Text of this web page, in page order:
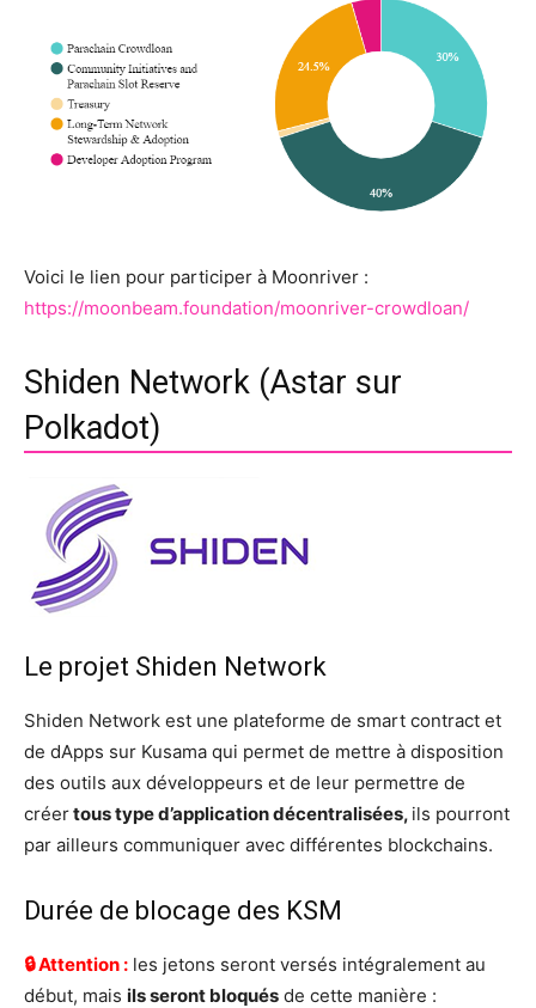
Voici le lien pour participer à Moonriver :
https://moonbeam.foundation/moonriver-crowdloan/
Shiden Network (Astar sur
Polkadot)
Le projet Shiden Network
Shiden Network est une plateforme de smart contract et
de dApps sur Kusama qui permet de mettre à disposition
des outils aux développeurs et de leur permettre de
créertous type d’application décentralisées, ils pourront
par ailleurs communiquer avec différentes blockchains.
Durée de blocage des KSM
🔒 Attention : les jetons seront versés intégralement au
début, mais ils seront bloqués de cette manière :